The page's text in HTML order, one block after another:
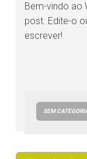
Bem-vindo ao
post. Edite-o
escrever!
SEM